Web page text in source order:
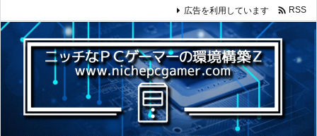
広告を利用しています  RSS